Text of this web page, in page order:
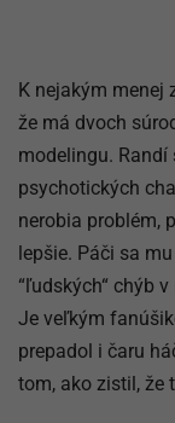
K nejakým
že má dvoch
modelingu. Randí
psychotických
nerobia problém,
lepšie. Páči sa
“ľudských“ chýb
Je veľkým
prepadol i čaru
tom, ako zistil, že